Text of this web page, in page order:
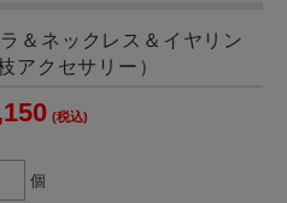
＆ネックレス＆イヤリン
アクセサリー）
(税込)
個